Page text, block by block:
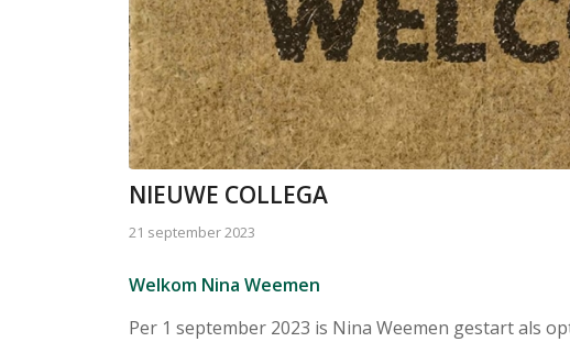
NIEUWE COLLEGA
21 september 2023
Welkom Nina Weemen
Per 1 september 2023 is Nina Weemen gestart als